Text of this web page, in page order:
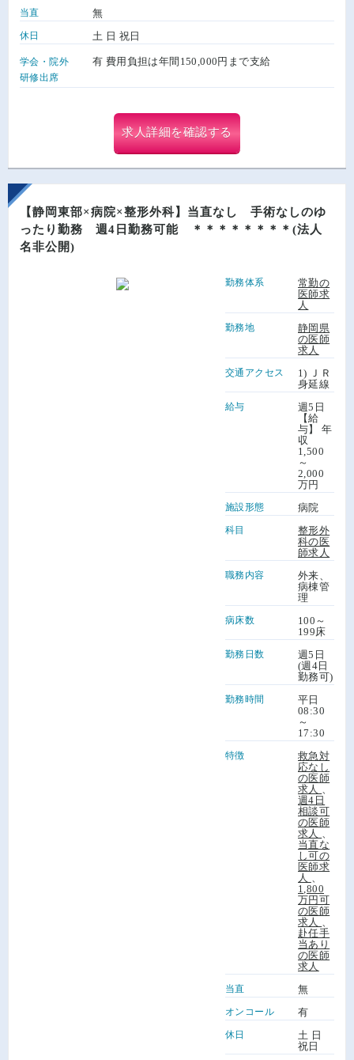
当直 無
休日 土 日 祝日
学会・院外
研修出席
有 費用負担は年間150,000円まで支給
求人詳細を確認する
【静岡東部×病院×整形外科】当直なし 手術なしのゆ
ったり勤務 週4日勤務可能 ＊＊＊＊＊＊＊＊(法人
名非公開)
勤務体系
常勤の
医師求
人
勤務地
静岡県
の医師
求人
交通アクセス
1) ＪＲ
身延線
給与
週5日
【給
与】 年
収
1,500
～
2,000
万円
施設形態 病院
科目
整形外
科の医
師求人
職務内容
外来、
病棟管
理
病床数
100～
199床
勤務日数
週5日
(週4日
勤務可)
勤務時間
平日
08:30
～
17:30
特徴
救急対
応なし
の医師
求人
週4日
相談可
の医師
求人
当直な
し可の
医師求
人
1,800
万円可
の医師
求人
赴任手
当あり
の医師
求人
当直 無
オンコール 有
休日
土 日
祝日